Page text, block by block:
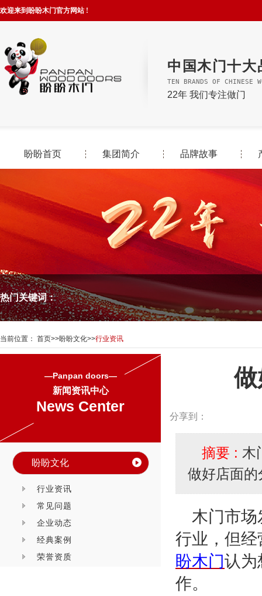
欢迎来到盼盼木门官方网站 !
中国木门十大
TEN BRANDS OF CHINESE
22年 我们专注做门
盼盼首页 集团简介 品牌故事
热门关键词：
当前位置： 首页>>盼盼文化>>行业资讯
—Panpan doors—
新闻资讯中心
News Center
盼盼文化
行业资讯
常见问题
企业动态
经典案例
荣誉资质
分享到：
摘要 : 木
做好店面
木门市场
行业，但
盼木门认为
作。